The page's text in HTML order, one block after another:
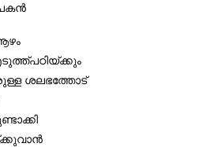
ശലഭത്തോട്